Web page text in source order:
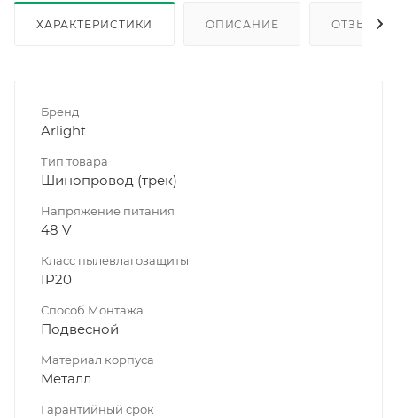
ХАРАКТЕРИСТИКИ ОПИСАНИЕ ОТЗЫВЫ
Бренд
Arlight
Тип товара
Шинопровод (трек)
Напряжение питания
48 V
Класс пылевлагозащиты
IP20
Способ Монтажа
Подвесной
Материал корпуса
Металл
Гарантийный срок